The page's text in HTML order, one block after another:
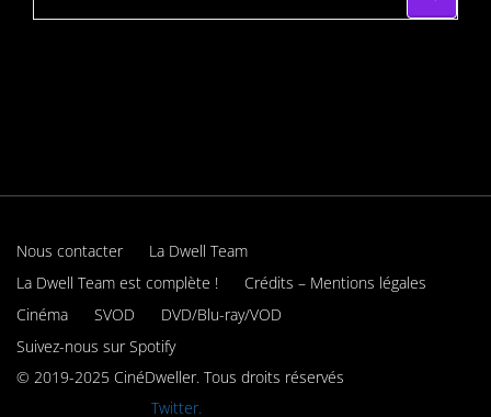
Nous contacter
La Dwell Team
La Dwell Team est complète !
Crédits – Mentions légales
Cinéma
SVOD
DVD/Blu-ray/VOD
Suivez-nous sur Spotify
© 2019-2025 CinéDweller. Tous droits réservés
Twitter.